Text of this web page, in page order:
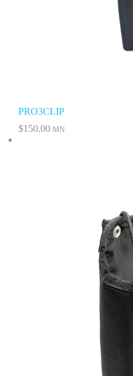
PRO3CLIP
$150.00 MN